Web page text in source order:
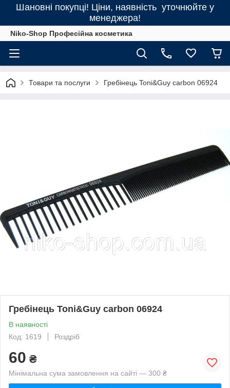
Шановні покупці! Ціни, наявність уточнюйте у
менеджера!
Niko-Shop Професійна косметика
Товари та послуги Гребінець Toni&Guy carbon 06924
Гребінець Toni&Guy carbon 06924
В наявності
Код: 1619
Роздріб
60 ₴
Мінімальна сума замовлення на сайті — 300 ₴